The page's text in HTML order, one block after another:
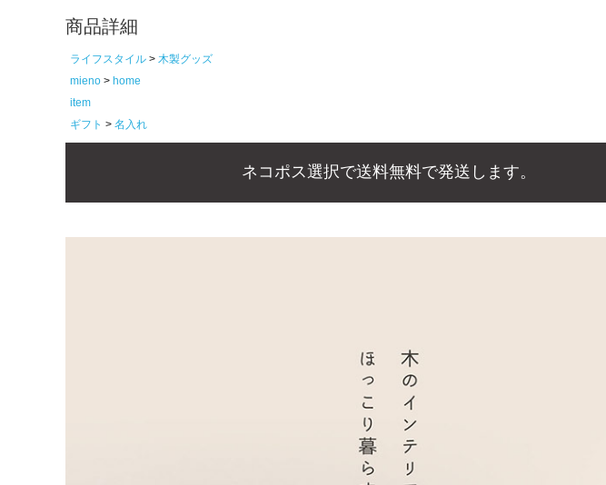
商品詳細
ライフスタイル
木製グッズ
mieno
home
item
ギフト
名入れ
ネコポス選択で送料無料で発送します。